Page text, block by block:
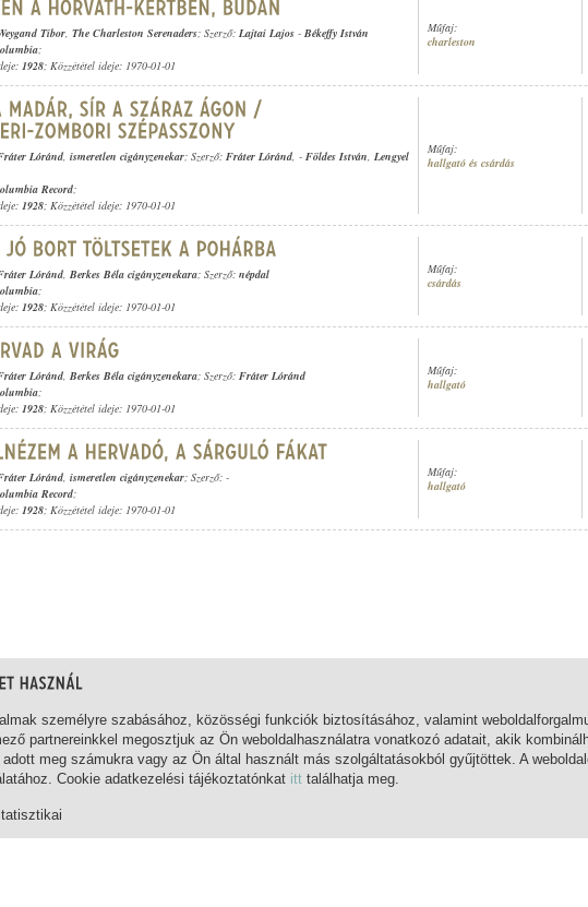
Tibor, The Charleston Serenaders; Szerző: Lajtai Lajos - Békeffy István
;
1928; Közzététel ideje: 1970-01-01
Műfaj:
charleston
Lóránd, ismeretlen cigányzenekar; Szerző: Fráter Lóránd, - Földes István, Lengyel
Record;
1928; Közzététel ideje: 1970-01-01
Műfaj:
hallgató és csárdás
Lóránd, Berkes Béla cigányzenekara; Szerző: népdal
;
1928; Közzététel ideje: 1970-01-01
Műfaj:
csárdás
Lóránd, Berkes Béla cigányzenekara; Szerző: Fráter Lóránd
;
1928; Közzététel ideje: 1970-01-01
Műfaj:
hallgató
Lóránd, ismeretlen cigányzenekar; Szerző: -
Record;
1928; Közzététel ideje: 1970-01-01
Műfaj:
hallgató
személyre szabásához, közösségi funkciók biztosításához, valamint
partnereinkkel megosztjuk az Ön weboldalhasználatra vonatkozó adatait, akik
meg számukra vagy az Ön által használt más szolgáltatásokból gyűjtöttek. A
Cookie adatkezelési tájékoztatónkat itt találhatja meg.